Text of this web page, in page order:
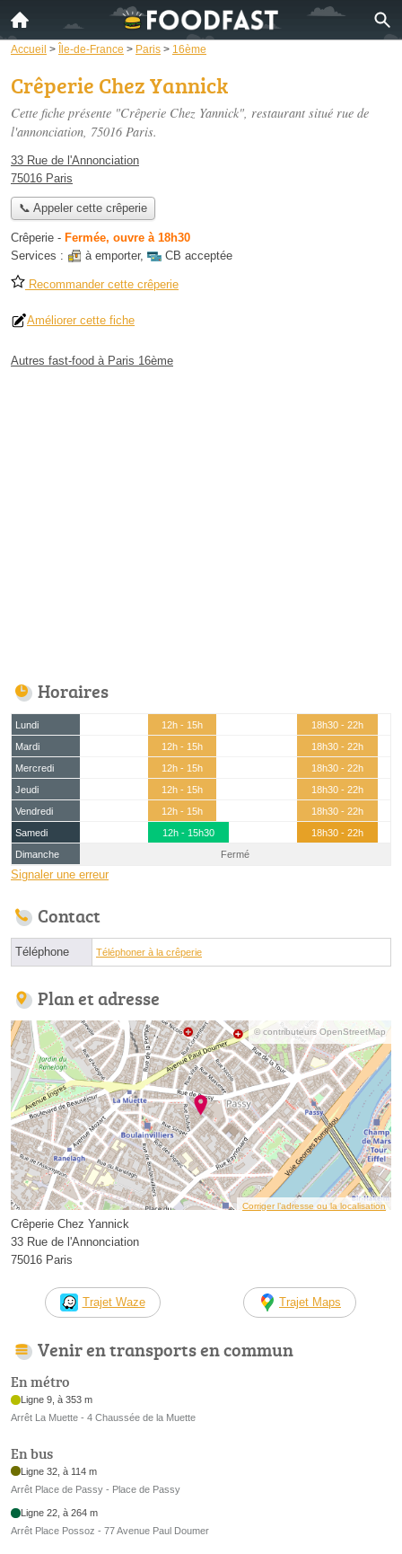
Accueil > Île-de-France > Paris > 16ème
Crêperie Chez Yannick
Cette fiche présente "Crêperie Chez Yannick", restaurant situé rue de
l'annonciation, 75016 Paris.
33 Rue de l'Annonciation
75016 Paris
📞 Appeler cette crêperie
Crêperie - Fermée, ouvre à 18h30
Services :
à emporter, CB acceptée
Recommander cette crêperie
Améliorer cette fiche
Autres fast-food à Paris 16ème
Horaires
Lundi 12h - 15h
18h30 - 22h
Mardi
12h - 15h
18h30 - 22h
Mercredi
12h - 15h
18h30 - 22h
Jeudi
12h - 15h
18h30 - 22h
Vendredi
12h - 15h
18h30 - 22h
Samedi
12h - 15h30
18h30 - 22h
Dimanche
Fermé
Signaler une erreur
Contact
Téléphone Téléphoner à la crêperie
Plan et adresse
© contributeurs OpenStreetMap
Corriger l’adresse ou la localisation
Crêperie Chez Yannick
33 Rue de l'Annonciation
75016 Paris
Trajet Waze Trajet Maps
Venir en transports en commun
En métro
Ligne 9, à 353 m
Arrêt La Muette - 4 Chaussée de la Muette
En bus
Ligne 32, à 114 m
Arrêt Place de Passy - Place de Passy
Ligne 22, à 264 m
Arrêt Place Possoz - 77 Avenue Paul Doumer